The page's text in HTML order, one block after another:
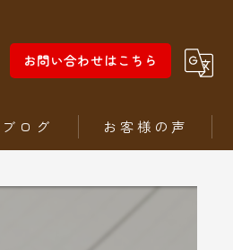
お問い合わせはこちら
ブログ お客様の声